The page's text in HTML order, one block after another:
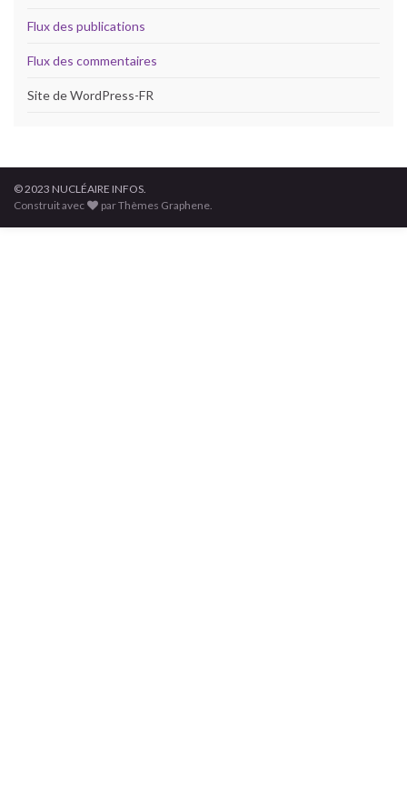
Flux des publications
Flux des commentaires
Site de WordPress-FR
© 2023 NUCLÉAIRE INFOS.
Construit avec
par Thèmes Graphene.